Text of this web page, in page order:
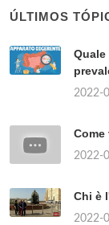
ÚLTIMOS
2022-
2022-
Chi è
2022-